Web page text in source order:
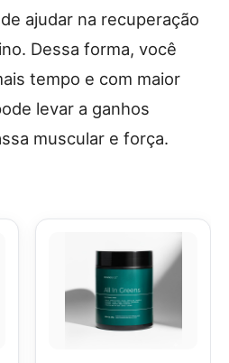
ajudar na recuperação
Dessa forma, você
tempo e com maior
levar a ganhos
muscular e força.